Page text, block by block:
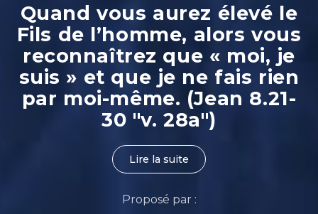
Quand vous aurez élevé le
Fils de l’homme, alors vous
reconnaîtrez que « moi, je
suis » et que je ne fais rien
par moi-même. (Jean 8.21-
30 "v. 28a")
Lire la suite
Proposé par :